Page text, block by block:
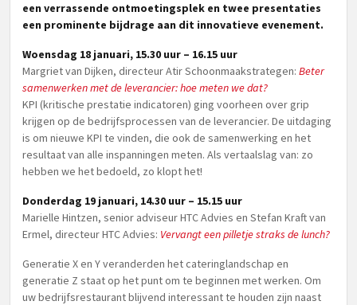
een verrassende ontmoetingsplek en twee presentaties
een prominente bijdrage aan dit innovatieve evenement.
Woensdag 18 januari, 15.30 uur – 16.15 uur
Margriet van Dijken, directeur Atir Schoonmaakstrategen: Beter
samenwerken met de leverancier: hoe meten we dat?
KPI (kritische prestatie indicatoren) ging voorheen over grip
krijgen op de bedrijfsprocessen van de leverancier. De uitdaging
is om nieuwe KPI te vinden, die ook de samenwerking en het
resultaat van alle inspanningen meten. Als vertaalslag van: zo
hebben we het bedoeld, zo klopt het!
Donderdag 19 januari, 14.30 uur – 15.15 uur
Marielle Hintzen, senior adviseur HTC Advies en Stefan Kraft van
Ermel, directeur HTC Advies: Vervangt een pilletje straks de lunch?
Generatie X en Y veranderden het cateringlandschap en
generatie Z staat op het punt om te beginnen met werken. Om
uw bedrijfsrestaurant blijvend interessant te houden zijn naast